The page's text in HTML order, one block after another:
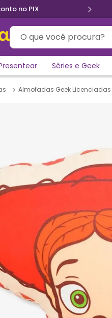
no PIX
O que você procura?
Séries e Geek
Almofadas Geek Licenciadas